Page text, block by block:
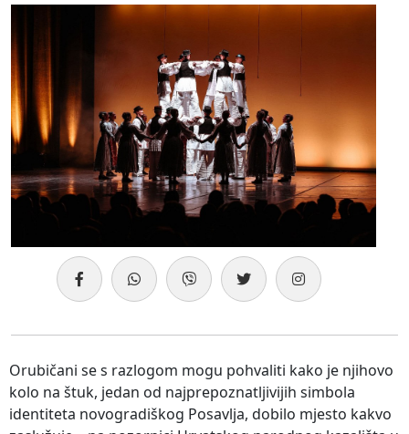
Orubičani se s razlogom mogu pohvaliti kako je njihovo
kolo na štuk, jedan od najprepoznatljivijih simbola
identiteta novogradiškog Posavlja, dobilo mjesto kakvo